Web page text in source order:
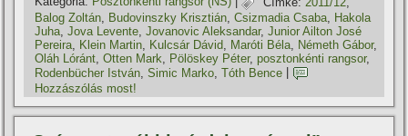
Balog Zoltán, Budovinszky Krisztián,Csizmadia Csaba, Hakola
Juha,Jova Levente,Jovanovic Aleksandar,Junior Ailton José
Pereira, Klein Martin, Kulcsár Dávid, Maróti Béla, Németh Gábor,
Oláh Lóránt,Otten Mark, Pölöskey Péter,posztonkénti rangsor,
Rodenbücher István ,Simic Marko ,Tóth Bence
Hozzászólás most!